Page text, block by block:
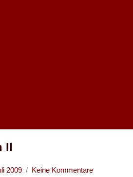
II
2009 Keine Kommentare